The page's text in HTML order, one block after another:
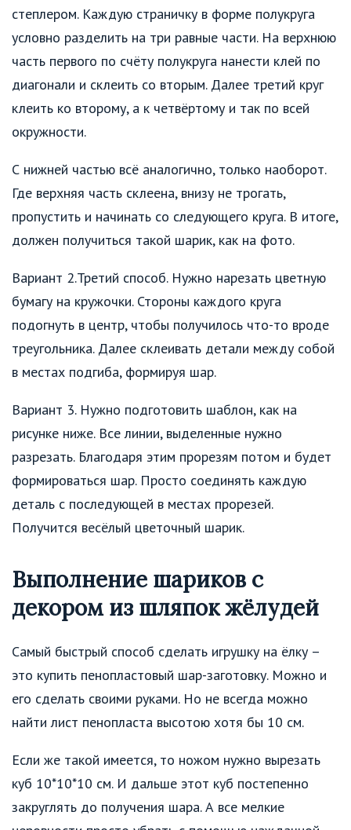
степлером. Каждую страничку в форме полукруга
условно разделить на три равные части. На верхнюю
часть первого по счёту полукруга нанести клей по
диагонали и склеить со вторым. Далее третий круг
клеить ко второму, а к четвёртому и так по всей
окружности.
С нижней частью всё аналогично, только наоборот.
Где верхняя часть склеена, внизу не трогать,
пропустить и начинать со следующего круга. В итоге,
должен получиться такой шарик, как на фото.
Вариант 2.Третий способ. Нужно нарезать цветную
бумагу на кружочки. Стороны каждого круга
подогнуть в центр, чтобы получилось что-то вроде
треугольника. Далее склеивать детали между собой
в местах подгиба, формируя шар.
Вариант 3. Нужно подготовить шаблон, как на
рисунке ниже. Все линии, выделенные нужно
разрезать. Благодаря этим прорезям потом и будет
формироваться шар. Просто соединять каждую
деталь с последующей в местах прорезей.
Получится весёлый цветочный шарик.
Выполнение шариков с
декором из шляпок жёлудей
Самый быстрый способ сделать игрушку на ёлку –
это купить пенопластовый шар-заготовку. Можно и
его сделать своими руками. Но не всегда можно
найти лист пенопласта высотою хотя бы 10 см.
Если же такой имеется, то ножом нужно вырезать
куб 10*10*10 см. И дальше этот куб постепенно
закруглять до получения шара. А все мелкие